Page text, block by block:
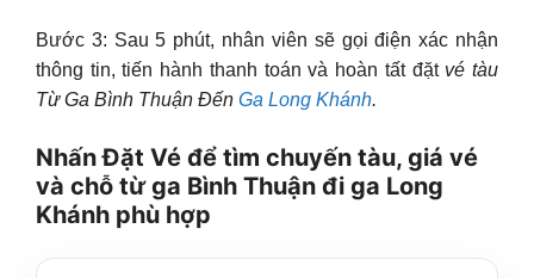
Bước 3: Sau 5 phút, nhân viên sẽ gọi điện xác nhận
thông tin, tiến hành thanh toán và hoàn tất đặt vé tàu
Từ Ga Bình Thuận Đến Ga Long Khánh.
Nhấn Đặt Vé để tìm chuyến tàu, giá vé
và chỗ từ ga Bình Thuận đi ga Long
Khánh phù hợp